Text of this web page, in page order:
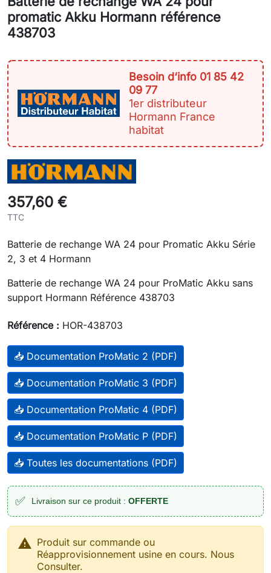
promatic Akku Hormann référence
438703
Besoin d‘info 01 85 42
09 77
1er distributeur
Hormann France
habitat
357,60 €
TTC
Batterie de rechange WA 24 pour Promatic Akku Série
2, 3 et 4 Hormann
Batterie de rechange WA 24 pour ProMatic Akku sans
support Hormann Référence 438703
Référence : HOR-438703
📥 Documentation ProMatic 2 (PDF)
📥 Documentation ProMatic 3 (PDF)
📥 Documentation ProMatic 4 (PDF)
📥 Documentation ProMatic P (PDF)
📥 Toutes les documentations (PDF)
✅ Livraison sur ce produit : OFFERTE
 Produit sur commande ou
Réapprovisionnement usine en cours. Nous
Consulter.